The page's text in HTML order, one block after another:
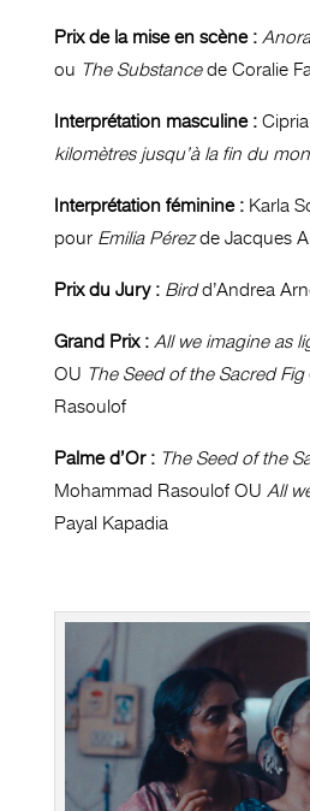
Prix de la mise en scène :
ou The Substancede Coralie
Interprétation masculine :
kilomètres jusqu’à la fin du
Interprétation féminine : Karla
pour Emilia Pérezde Jacques
Prix du Jury : Birdd’Andrea
Grand Prix : All we imagine as
OU The Seed of the Sacred Fig
Rasoulof
Palme d’Or : The Seed of the
Mohammad Rasoulof OU All
Payal Kapadia